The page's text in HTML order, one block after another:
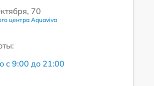
70
центра Aquaviva
с 9:00 до 21:00